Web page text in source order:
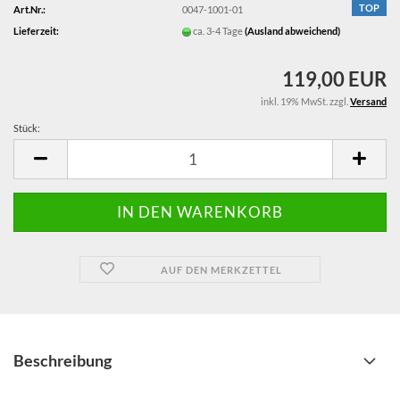
TOP
Art.Nr.:
0047-1001-01
Lieferzeit:
ca. 3-4 Tage(Ausland abweichend)
119,00 EUR
inkl. 19% MwSt. zzgl. Versand
Stück:
AUF DEN MERKZETTEL
Beschreibung